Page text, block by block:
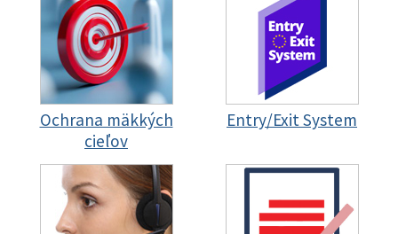
Ochrana mäkkých
cieľov
Entry/Exit System